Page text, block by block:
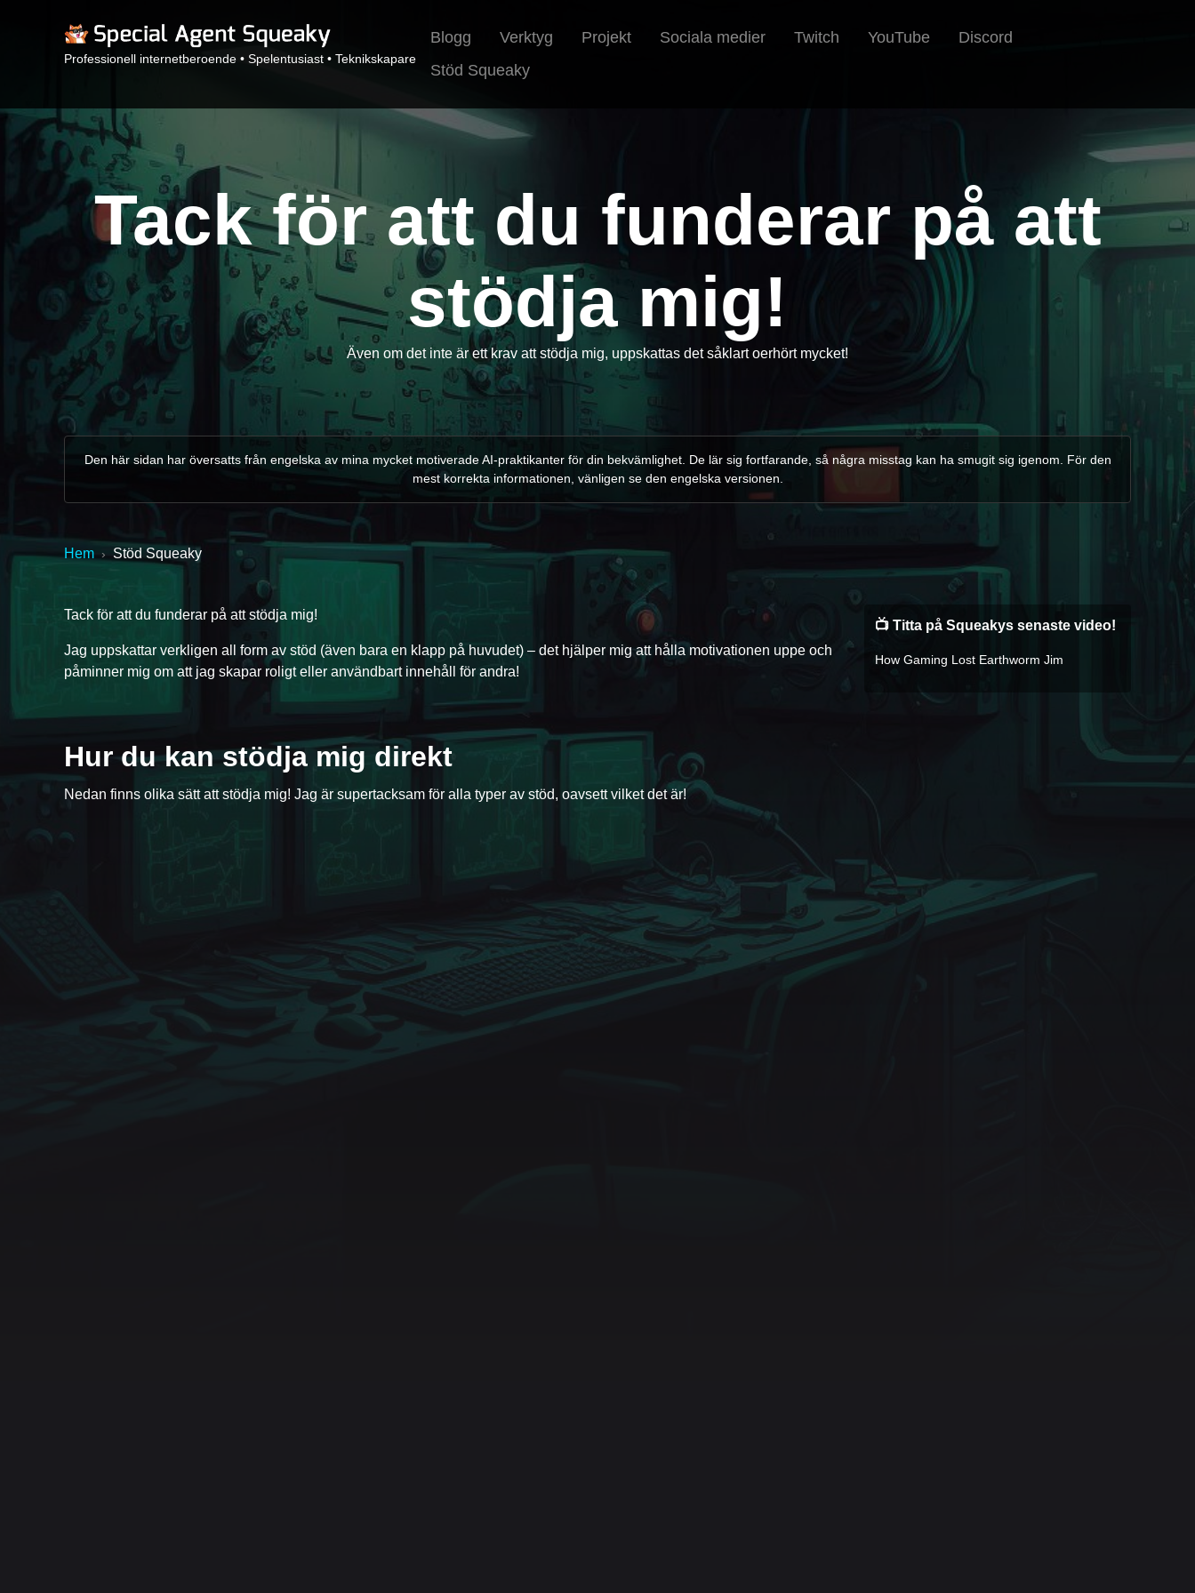
Professionell internetberoende • Spelentusiast • Teknikskapare
Blogg Verktyg Projekt Sociala medier Twitch YouTube
Discord
Stöd Squeaky
Tack för att du funderar på att
stödja mig!
Även om det inte är ett krav att stödja mig, uppskattas det såklart oerhört mycket!
Den här sidan har översatts från engelska av mina mycket motiverade AI-praktikanter för din bekvämlighet. De lär sig fortfarande, så några misstag kan ha smugit sig igenom. För den
mest korrekta informationen, vänligen se den engelska versionen.
Hem › Stöd Squeaky
Tack för att du funderar på att stödja mig!
Jag uppskattar verkligen all form av stöd (även bara en klapp på huvudet) – det hjälper mig att hålla motivationen uppe och
påminner mig om att jag skapar roligt eller användbart innehåll för andra!
Hur du kan stödja mig direkt
Nedan finns olika sätt att stödja mig! Jag är supertacksam för alla typer av stöd, oavsett vilket det är!
Prenumerera på Twitch
Följ på Twitter
📺 Titta på Squeakys senaste video!
How Gaming Lost Earthworm Jim